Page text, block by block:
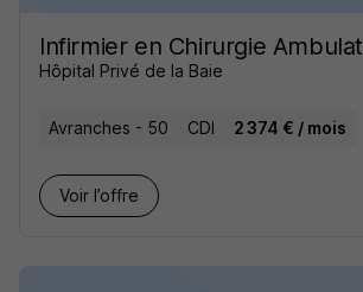
Infirmier en Chirurgie
Hôpital Privé de la Baie
Avranches - 50 CDI 2 374 € / mois
Voir l’offre